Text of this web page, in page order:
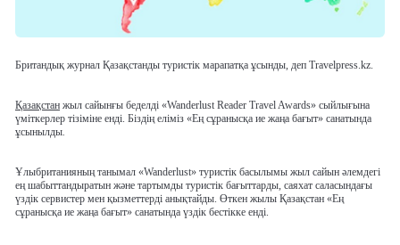
Британдық журнал Қазақстанды туристік марапатқа ұсынды, деп Travelpress.kz.
Қазақстан жыл сайынғы беделді «Wanderlust Reader Travel Awards» сыйлығына
үміткерлер тізіміне енді. Біздің еліміз «Ең сұранысқа ие жаңа бағыт» санатында
ұсынылды.
Ұлыбританияның танымал «Wanderlust» туристік басылымы жыл сайын әлемдегі
ең шабыттандыратын және тартымды туристік бағыттарды, саяхат саласындағы
үздік сервистер мен қызметтерді анықтайды. Өткен жылы Қазақстан «Ең
сұранысқа ие жаңа бағыт» санатында үздік бестікке енді.